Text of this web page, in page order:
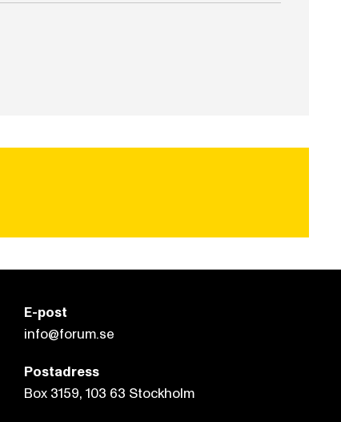
E-post
info@forum.se
Postadress
Box 3159, 103 63 Stockholm